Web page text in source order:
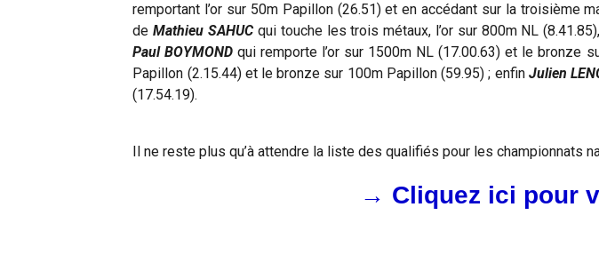
remportant l’or sur 50m Papillon (26.51) et en accédant sur la troisième
deMathieu SAHUCqui touche les trois métaux, l’or sur 800m NL
Paul BOYMOND qui remporte l’or sur 1500m NL (17.00.63) et le bronze
Papillon (2.15.44) et le bronze sur 100m Papillon (59.95) ; enfin Julien
(17.54.19).
Il ne reste plus qu’à attendre la liste des qualifiés pour les championnats
→ Cliquez ici pour